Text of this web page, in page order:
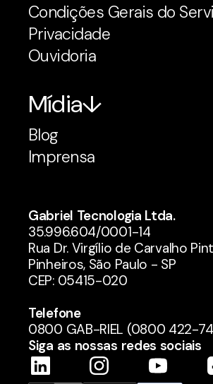
Condições Gerais do
Privacidade
Ouvidoria
Mídia
Blog
Imprensa
Gabriel Tecnologia Ltda.
35.996.604/0001-14
Rua Dr. Virgílio de Carvalho
Pinheiros, São Paulo - SP
CEP: 05415-020
Telefone
0800 GAB-RIEL (0800 422-
Siga as nossas redes sociais